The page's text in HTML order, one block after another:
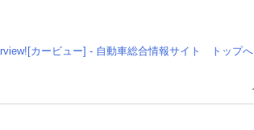
カービュー] - 自動車総合情報サイト トップへ